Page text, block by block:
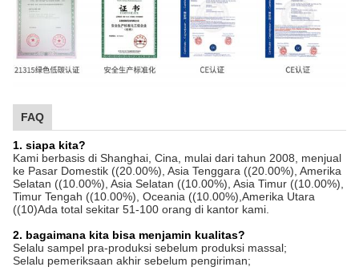
FAQ
1. siapa kita?
Kami berbasis di Shanghai, Cina, mulai dari tahun 2008, menjual
ke Pasar Domestik ((20.00%), Asia Tenggara ((20.00%), Amerika
Selatan ((10.00%), Asia Selatan ((10.00%), Asia Timur ((10.00%),
Timur Tengah ((10.00%), Oceania ((10.00%),Amerika Utara
((10)Ada total sekitar 51-100 orang di kantor kami.
2. bagaimana kita bisa menjamin kualitas?
Selalu sampel pra-produksi sebelum produksi massal;
Selalu pemeriksaan akhir sebelum pengiriman;